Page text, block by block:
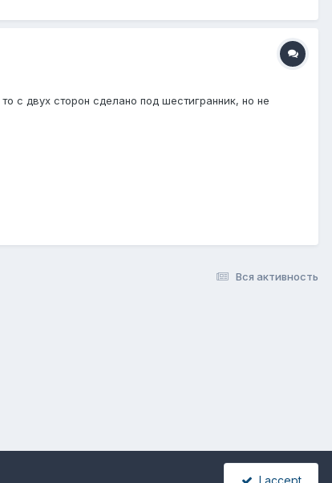
с двух сторон сделано под шестигранник, но не
Вся активность
I accept